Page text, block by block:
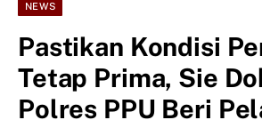
NEWS
Pastikan Kondisi
Tetap Prima, Sie
Polres PPU Beri